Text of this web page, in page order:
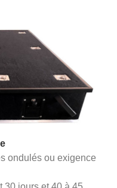
ondulés ou exigence